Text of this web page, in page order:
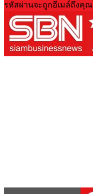
รหัสผ่านจะถูกอีเมล์ถึงคุณ